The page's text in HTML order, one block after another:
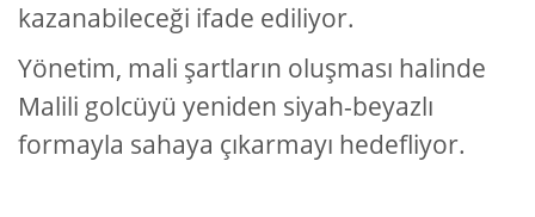
kazanabileceği ifade ediliyor.
Yönetim, mali şartların oluşması halinde
Malili golcüyü yeniden siyah-beyazlı
formayla sahaya çıkarmayı hedefliyor.